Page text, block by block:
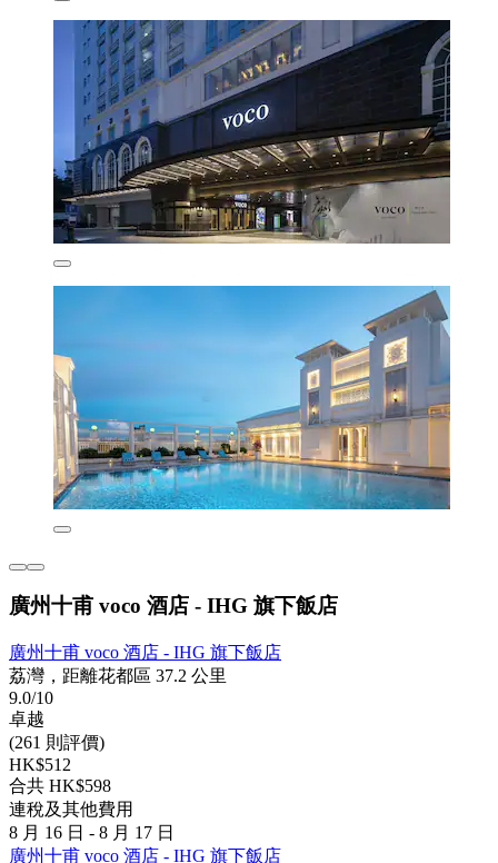
廣州十甫 voco 酒店 - IHG 旗下飯店
廣州十甫 voco 酒店 - IHG 旗下飯店
荔灣，距離花都區 37.2 公里
9.0/10
卓越
(261 則評價)
HK$512
合共 HK$598
連稅及其他費用
8 月 16 日 - 8 月 17 日
廣州十甫 voco 酒店 - IHG 旗下飯店